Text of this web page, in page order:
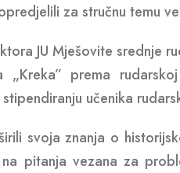
za stručnu temu
JU Mješovite srednje
„Kreka” prema
učenika
svoja znanja o
pitanja vezana za